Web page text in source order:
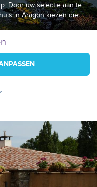
Door uw selectie aan te
in Aragón kiezen die